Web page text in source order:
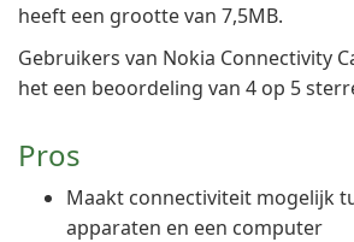
heeft een grootte van 7,5MB.
Gebruikers van Nokia Connectivity
het een beoordeling van 4 op 5
Pros
Maakt connectiviteit mogelijk
apparaten en een computer